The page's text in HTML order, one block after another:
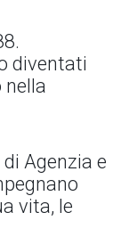
diventati
nella
Agenzia e
vita, le